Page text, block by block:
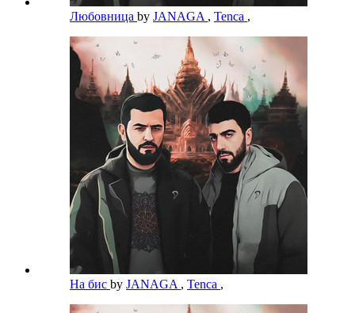
Любовница by JANAGA , Tenca ,
На бис by JANAGA , Tenca ,